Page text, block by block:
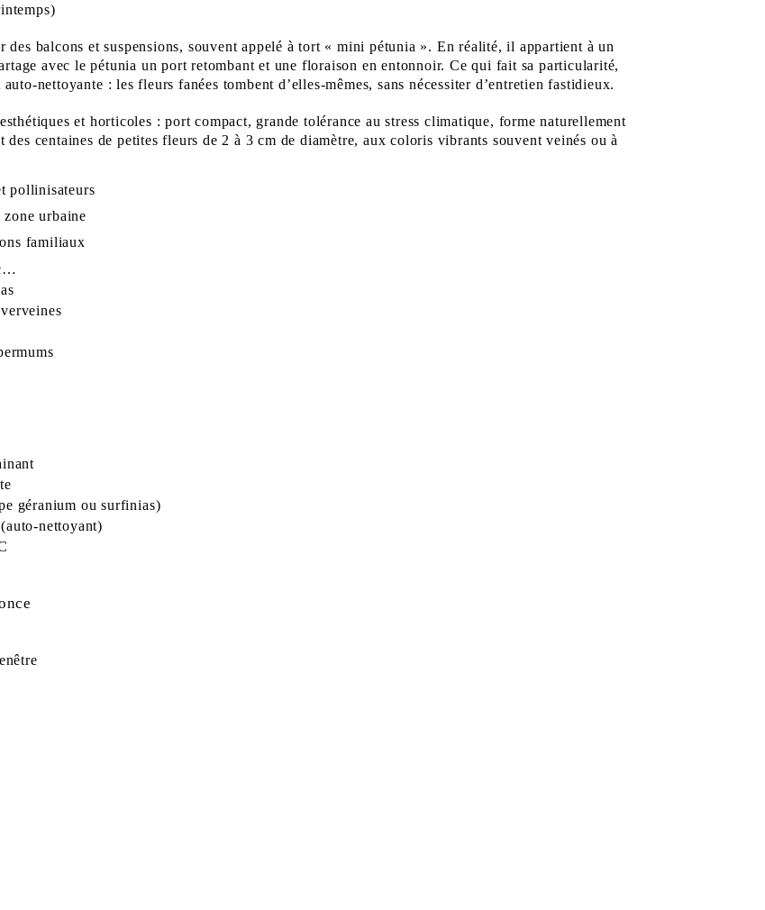
des balcons et suspensions, souvent appelé à tort « mini pétunia ». En réalité, il appartient à un
avec le pétunia un port retombant et une floraison en entonnoir. Ce qui fait sa particularité,
auto-nettoyante : les fleurs fanées tombent d’elles-mêmes, sans nécessiter d’entretien fastidieux.
et horticoles : port compact, grande tolérance au stress climatique, forme naturellement
centaines de petites fleurs de 2 à 3 cm de diamètre, aux coloris vibrants souvent veinés ou à
pollinisateurs
urbaine
familiaux
géranium ousurfinias)
nettoyant)